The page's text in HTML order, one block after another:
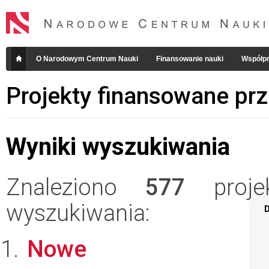
O Narodowym Centrum Nauki Finansowanie nauki
Projekty finansowane
Wyniki wyszukiwania
Znaleziono 577
wyszukiwania:
Nowe